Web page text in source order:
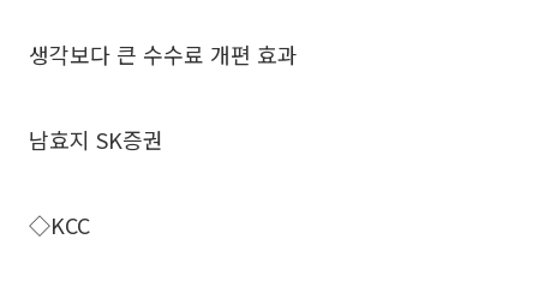
생각보다 큰 수수료 개편 효과
남효지 SK증권
◇KCC